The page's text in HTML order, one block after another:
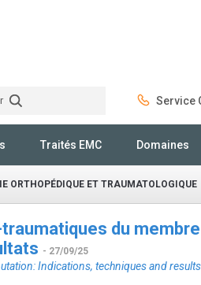
Service
Traités EMC Domaines
ORTHOPÉDIQUE ET TRAUMATOLOGIQUE
du
- 27/09/25
Indications, techniques and results